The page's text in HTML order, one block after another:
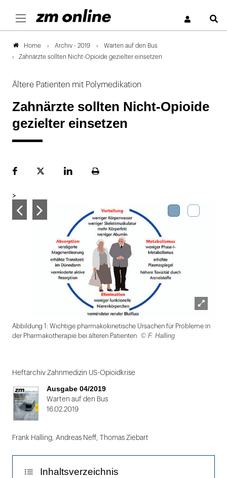
Home Archiv - 2019
Warten auf den Bus
Zahnärzte sollten Nicht-Opioide gezielter einsetzen
Ältere Patienten mit Polymedikation
Zahnärzte sollten Nicht-Opioide
gezielter einsetzen
FacebookPlattformLinekdInSeite
>
öffnen
Abbildung 1: Wichtige pharmakokinetische Ursachen für Probleme in
der Pharmakotherapie bei älteren Patienten
© F. Halling
1
von
2
Heftarchiv Zahnmedizin US-Opioidkrise
Ausgabe 04/2019
Warten auf den Bus
16.02.2019
Frank Halling Andreas Neff Thomas Ziebart
Inhaltsverzeichnis